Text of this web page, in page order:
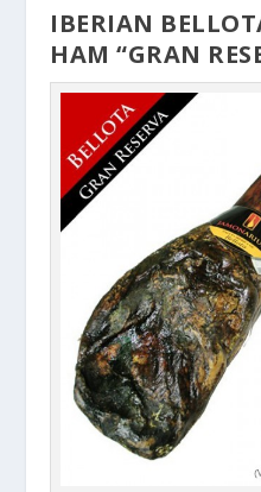
IBERIAN
HAM “GRAN